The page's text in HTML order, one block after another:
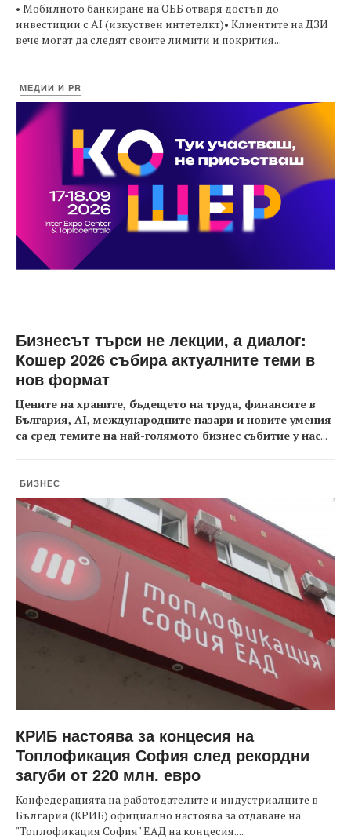
• Мобилното банкиране на ОББ отваря достъп до
инвестиции с AI (изкуствен интетелкт)• Клиентите на ДЗИ
вече могат да следят своите лимити и покрития...
МЕДИИ И PR
Бизнесът търси не лекции, а диалог:
Кошер 2026 събира актуалните теми в
нов формат
Цените на храните, бъдещето на труда, финансите в
България, AI, международните пазари и новите умения
са сред темите на най-голямото бизнес събитие у нас...
БИЗНЕС
КРИБ настоява за концесия на
Топлофикация София след рекордни
загуби от 220 млн. евро
Конфедерацията на работодателите и индустриалците в
България (КРИБ) официално настоява за отдаване на
"Топлофикация София" ЕАД на концесия....